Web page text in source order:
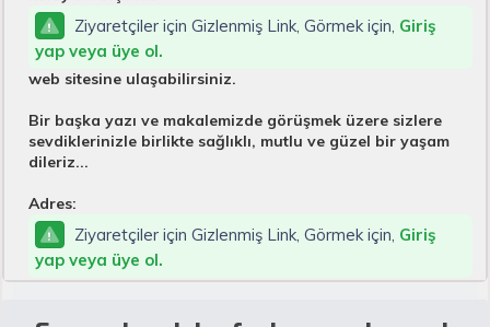
Ziyaretçiler için Gizlenmiş Link, Görmek için, Giriş
yap veya üye ol.
web sitesine ulaşabilirsiniz.
Bir başka yazı ve makalemizde görüşmek üzere sizlere
sevdiklerinizle birlikte sağlıklı, mutlu ve güzel bir yaşam
dileriz...
Adres:
Ziyaretçiler için Gizlenmiş Link, Görmek için, Giriş
yap veya üye ol.